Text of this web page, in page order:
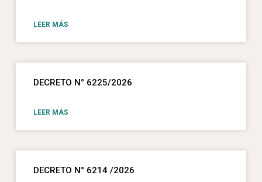
LEER MÁS
DECRETO N° 6225/2026
LEER MÁS
DECRETO N° 6214 /2026